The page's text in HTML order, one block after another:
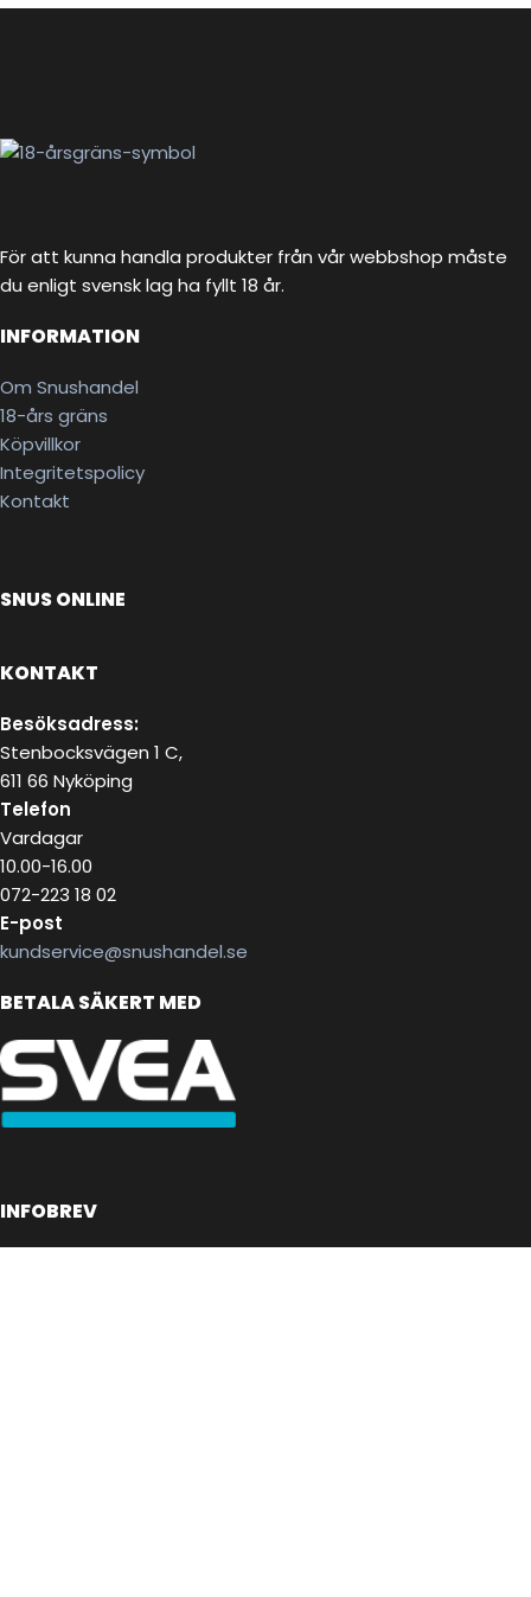
För att kunna handla produkter från vår webbshop måste
du enligt svensk lag ha fyllt 18 år.
INFORMATION
Om Snushandel
18-års gräns
Köpvillkor
Integritetspolicy
Kontakt
SNUS ONLINE
KONTAKT
Besöksadress:
Stenbocksvägen 1 C,
611 66 Nyköping
Telefon
Vardagar
10.00-16.00
072-223 18 02
E-post
kundservice@snushandel.se
BETALA SÄKERT MED
INFOBREV